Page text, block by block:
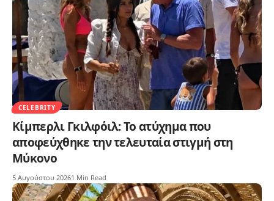
CELEBRITY
Κίμπερλι Γκιλφόιλ: Το ατύχημα που
αποφεύχθηκε την τελευταία στιγμή στη
Μύκονο
5 Αυγούστου 20261 Min Read